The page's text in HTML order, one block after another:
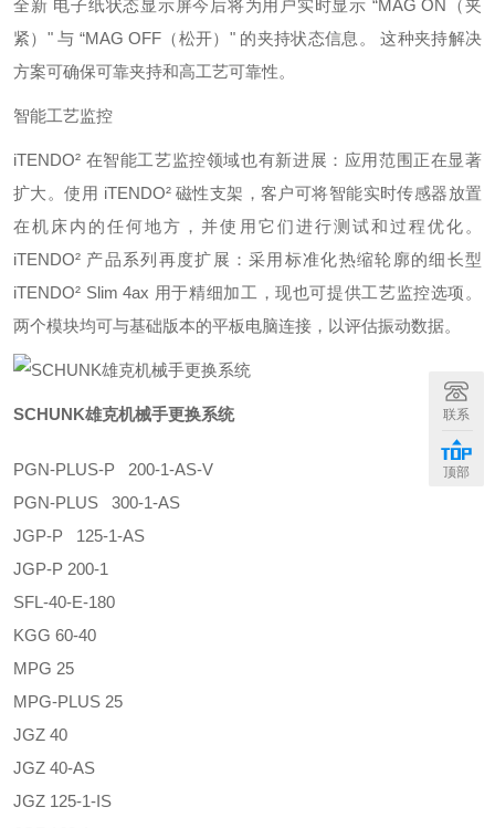
全新 电子纸状态显示屏今后将为用户实时显示 “MAG ON（夹
紧）" 与 “MAG OFF（松开）" 的夹持状态信息。 这种夹持解决
方案可确保可靠夹持和高工艺可靠性。
智能工艺监控
iTENDO² 在智能工艺监控领域也有新进展：应用范围正在显著
扩大。使用 iTENDO² 磁性支架，客户可将智能实时传感器放置
在机床内的任何地方，并使用它们进行测试和过程优化。
iTENDO² 产品系列再度扩展：采用标准化热缩轮廓的细长型
iTENDO² Slim 4ax 用于精细加工，现也可提供工艺监控选项。
两个模块均可与基础版本的平板电脑连接，以评估振动数据。
SCHUNK雄克机械手更换系统
PGN-PLUS-P 200-1-AS-V
PGN-PLUS 300-1-AS
JGP-P 125-1-AS
JGP-P 200-1
SFL-40-E-180
KGG 60-40
MPG 25
MPG-PLUS 25
JGZ 40
JGZ 40-AS
JGZ 125-1-IS
联系
顶部